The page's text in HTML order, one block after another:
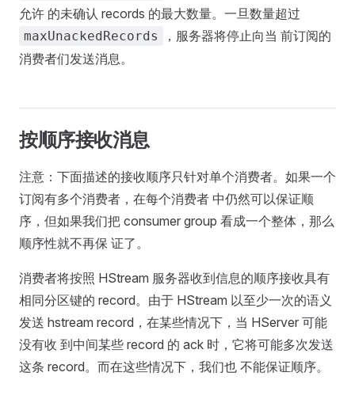
允许 的未确认 records 的最大数量。一旦数量超过
maxUnackedRecords
，服务器将停止向当 前订阅的
消费者们发送消息。
按顺序接收消息
注意：下面描述的接收顺序只针对单个消费者。如果一个
订阅有多个消费者，在每个消费者 中仍然可以保证顺
序，但如果我们把 consumer group 看成一个整体，那么
顺序性就不再保 证了。
消费者将按照 HStream 服务器收到信息的顺序接收具有
相同分区键的 record。由于 HStream 以至少一次的语义
发送 hstream record，在某些情况下，当 HServer 可能
没有收 到中间某些 record 的 ack 时，它将可能多次发送
这条 record。而在这些情况下，我们也 不能保证顺序。